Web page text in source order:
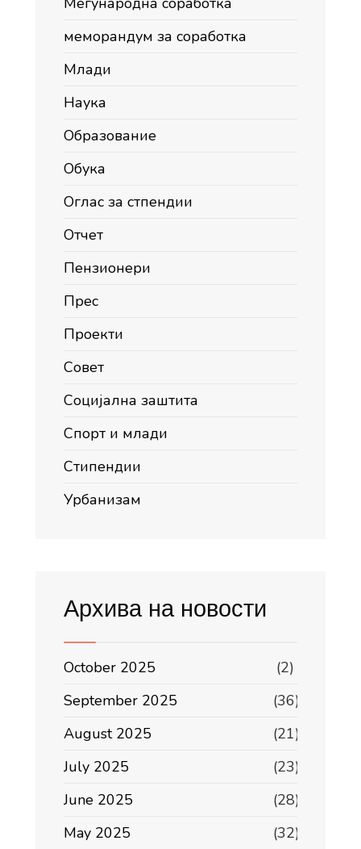
меморандум за соработка
Млади
Наука
Образование
Обука
Оглас за стпендии
Отчет
Пензионери
Прес
Проекти
Совет
Социјална заштита
Спорт и млади
Стипендии
Урбанизам
Архива на новости
October 2025
(2)
September 2025
(36)
August 2025
(21)
July 2025
(23)
June 2025
(28)
May 2025
(32)